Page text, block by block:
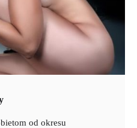
od okresu